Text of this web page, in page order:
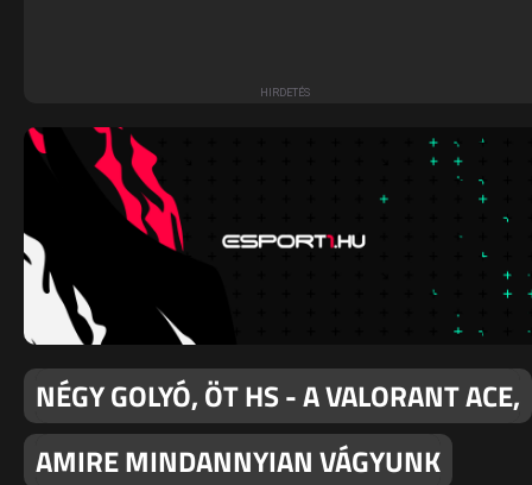
NÉGY GOLYÓ, ÖT HS - A VALORANT ACE,
AMIRE MINDANNYIAN VÁGYUNK